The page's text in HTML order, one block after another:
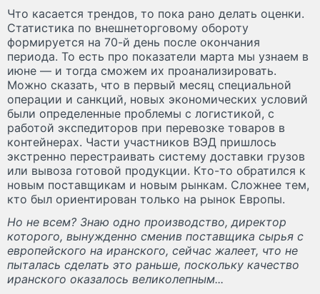
Что касается трендов, то пока рано делать оценки.
Статистика по внешнеторговому обороту
формируется на 70-й день после окончания
периода. То есть про показатели марта мы узнаем в
июне — и тогда сможем их проанализировать.
Можно сказать, что в первый месяц специальной
операции и санкций, новых экономических условий
были определенные проблемы с логистикой, с
работой экспедиторов при перевозке товаров в
контейнерах. Части участников ВЭД пришлось
экстренно перестраивать систему доставки грузов
или вывоза готовой продукции. Кто-то обратился к
новым поставщикам и новым рынкам. Сложнее тем,
кто был ориентирован только на рынок Европы.
Но не всем? Знаю одно производство, директор
которого, вынужденно сменив поставщика сырья с
европейского на иранского, сейчас жалеет, что не
пыталась сделать это раньше, поскольку качество
иранского оказалось великолепным...